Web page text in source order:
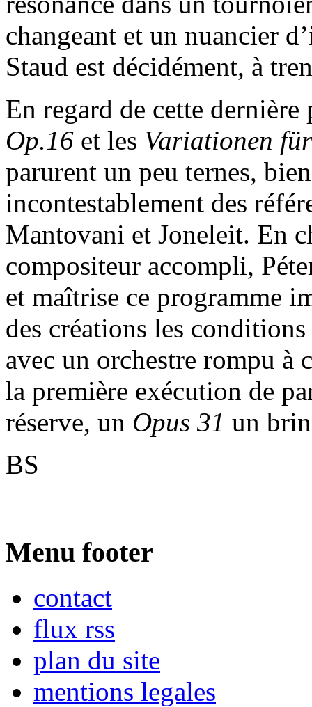
changeant et un nuancier
Staud est décidément, à
En regard de cette dernière
Op.16 et les Variationen
parurent un peu ternes,
incontestablement des
Mantovani et Joneleit. En
compositeur accompli,
et maîtrise ce programme
des créations les
avec un orchestre rompu à
la première exécution de
réserve, un Opus 31 un
BS
Menu footer
contact
flux rss
plan du site
mentions legales